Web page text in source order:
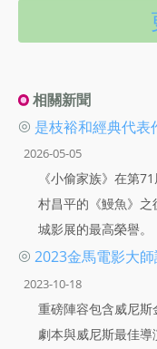
相關新聞
◎ 是枝裕和經典代
2026-05-05
《小偷家族》在第
村昌平的《鰻魚》
城影展的最高榮譽。
◎ 2023金馬電影大
2023-10-18
重磅陣容包含威尼
劇本與威尼斯最佳